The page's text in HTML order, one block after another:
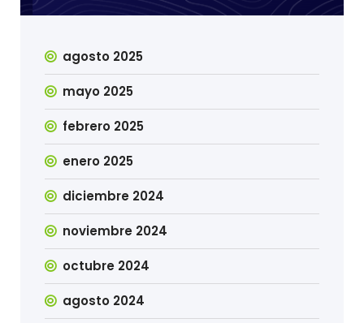
agosto 2025
mayo 2025
febrero 2025
enero 2025
diciembre 2024
noviembre 2024
octubre 2024
agosto 2024